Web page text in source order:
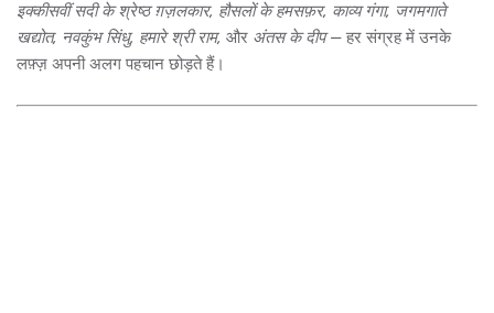
इक्कीसवीं सदी के श्रेष्ठ ग़ज़लकार, हौसलों के हमसफ़र, काव्य गंगा, जगमगाते
खद्योत, नवकुंभ सिंधु, हमारे श्री राम, और अंतस के दीप— हर संग्रह में उनके
लफ़्ज़ अपनी अलग पहचान छोड़ते हैं।